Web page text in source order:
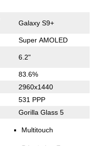
Galaxy S9+
Super AMOLED
6.2"
83.6%
2960x1440
531 PPP
Gorilla Glass 5
Multitouch